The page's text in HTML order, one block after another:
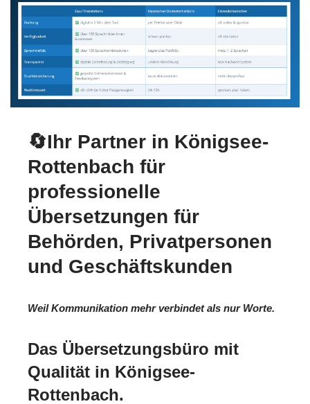
🔄Ihr Partner in Königsee-
Rottenbach für
professionelle
Übersetzungen für
Behörden, Privatpersonen
und Geschäftskunden
Weil Kommunikation mehr verbindet als nur Worte.
Das Übersetzungsbüro mit
Qualität in Königsee-
Rottenbach.